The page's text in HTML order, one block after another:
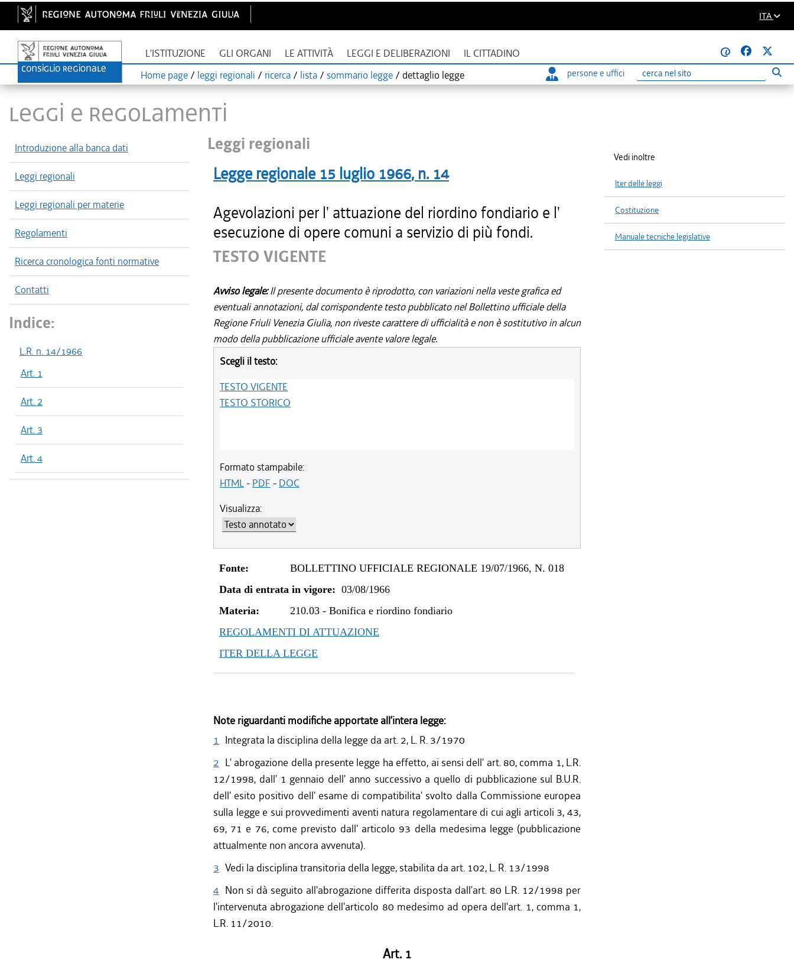
ITA
L'ISTITUZIONE GLI ORGANI LE ATTIVITÀ LEGGI E DELIBERAZIONI IL CITTADINO
@
Home page / leggi regionali / ricerca / lista / sommario legge / dettaglio legge persone e uffici
Ricerca
LEGGI E REGOLAMENTI
Introduzione alla banca dati
Leggi regionali
Leggi regionali per materie
Regolamenti
Ricerca cronologica fonti normative
Contatti
Indice:
L.R. n. 14/1966
Art. 1
Art. 2
Art. 3
Art. 4
Leggi regionali
Legge regionale 15 luglio 1966, n. 14
Agevolazioni per l' attuazione del riordino fondiario e l'
esecuzione di opere comuni a servizio di più fondi.
TESTO VIGENTE
Avviso legale:Il presente documento è riprodotto, con variazioni nella veste grafica ed
eventuali annotazioni, dal corrispondente testo pubblicato nel Bollettino ufficiale della
Regione Friuli Venezia Giulia, non riveste carattere di ufficialità e non è sostitutivo in alcun
modo della pubblicazione ufficiale avente valore legale.
Scegli il testo:
TESTO VIGENTE
TESTO STORICO
Formato stampabile:
HTML- PDF - DOC
Visualizza:
Fonte:
BOLLETTINO UFFICIALE REGIONALE 19/07/1966, N. 018
Data di entrata in vigore: 03/08/1966
Materia:
210.03 -Bonifica e riordino fondiario
REGOLAMENTI DI ATTUAZIONE
ITER DELLA LEGGE
Note riguardanti modifiche apportate all’intera legge:
1 Integrata la disciplina della legge da art. 2, L. R. 3/1970
2 L' abrogazione della presente legge ha effetto, ai sensi dell' art. 80, comma 1, L.R.
12/1998, dall' 1 gennaio dell' anno successivo a quello di pubblicazione sul B.U.R.
dell' esito positivo dell' esame di compatibilita' svolto dalla Commissione europea
sulla legge e sui provvedimenti aventi natura regolamentare di cui agli articoli 3, 43,
69, 71 e 76, come previsto dall' articolo 93 della medesima legge (pubblicazione
attualmente non ancora avvenuta).
3 Vedi la disciplina transitoria della legge, stabilita da art. 102, L. R. 13/1998
4 Non si dà seguito all'abrogazione differita disposta dall'art. 80 L.R. 12/1998 per
l'intervenuta abrogazione dell'articolo 80 medesimo ad opera dell'art. 1, comma 1,
L.R. 11/2010.
Art. 1
Vedi inoltre
Iter delle leggi
Costituzione
Manuale tecniche legislative